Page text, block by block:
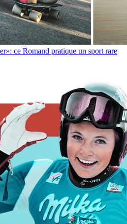
ce Romand pratique un sport rare